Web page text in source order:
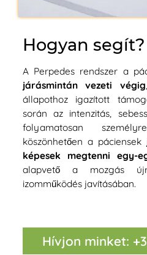
Hogyan segít?
A Perpedes rendszer a
járásmintán vezeti végig
állapothoz igazított
során az intenzitás,
folyamatosan
köszönhetően a páciensek
képesek megtenni egy-
alapvető a mozgás
izomműködés javításában.
Hívjon minket: